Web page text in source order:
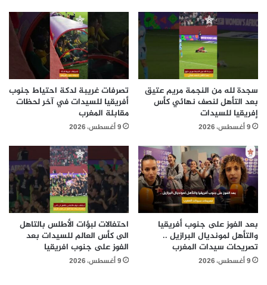
سجدة لله من النجمة مريم عتيق
بعد التأهل لنصف نهائي كأس
إفريقيا للسيدات
9 أغسطس، 2026
تصرفات غريبة لدكة احتياط جنوب
أفريقيا للسيدات في آخر لحظات
مقابلة المغرب
9 أغسطس، 2026
بعد الفوز على جنوب أفريقيا
والتأهل لمونديال البرازيل ..
تصريحات سيدات المغرب
9 أغسطس، 2026
احتفالات لبؤات الأطلس بالتاهل
الى كأس العالم للسيدات بعد
الفوز على جنوب افريقيا
9 أغسطس، 2026